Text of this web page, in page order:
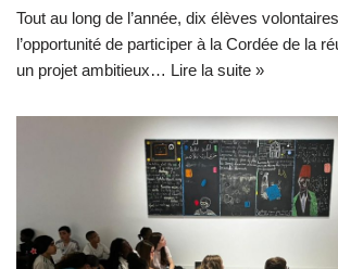
Tout au long de l’année, dix élèves
l’opportunité de participer à la Cordée de la
un projet ambitieux… Lire la suite »